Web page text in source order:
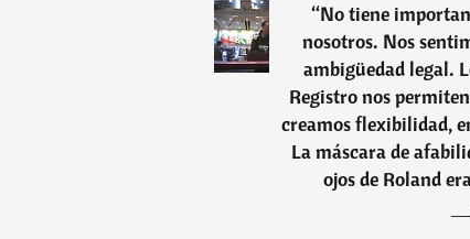
“No tiene
nosotros. Nos
ambigüedad legal.
Registro nos
creamos flexibilidad,
La máscara de
ojos de Roland